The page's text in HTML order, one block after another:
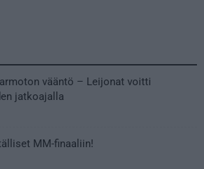
vääntö – Leijonat voitti
jatkoajalla
MM-finaaliin!